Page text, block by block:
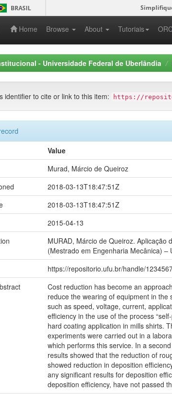
BRASIL
Home Browse About Tutoriais
- Universidade Federal de Uberlândia
identifier to cite or link to this item: https://
Value
Murad, Márcio de Queiroz
2018-03-13T18:47:51Z
2018-03-13T18:47:51Z
2015-04-13
MURAD, Márcio de Queiroz. Aplicação
(Mestrado em Engenharia Mecânica)
https://repositorio.ufu.br/handle/
Cost reduction has become an
reduce the wearing of equipment in
such as speed, voltage, current,
efficiency in the use of the process
hard coating application in mills shirts.
experiments were carried out in a
which performs this service. In a
results showed that the reduction of
showed reduction in deposition
any significant results for deposition
deposition efficiency, have not passed